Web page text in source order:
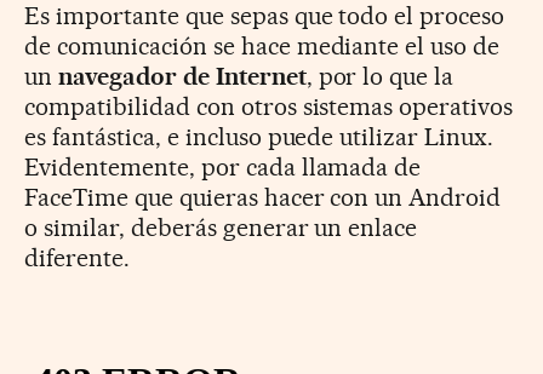
Es importante que sepas que todo el proceso
de comunicación se hace mediante el uso de
un navegador de Internet, por lo que la
compatibilidad con otros sistemas operativos
es fantástica, e incluso puede utilizar Linux.
Evidentemente, por cada llamada de
FaceTime que quieras hacer con un Android
o similar, deberás generar un enlace
diferente.